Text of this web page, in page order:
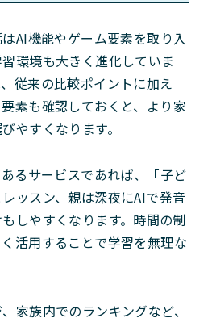
AI機能やゲーム要素を取り入
環境も大きく進化していま
従来の比較ポイントに加え
素も確認しておくと、より家
やすくなります。
るサービスであれば、「子ど
ッスン、親は深夜にAIで発音
しやすくなります。時間の制
活用することで学習を無理な
家族内でのランキングなど、